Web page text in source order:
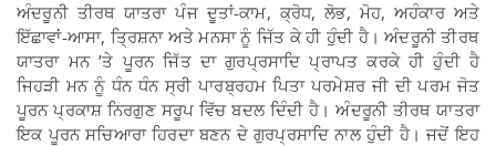
ਅੰਦਰੂਨੀ ਤੀਰਥ ਯਾਤਰਾ ਪੰਜ ਦੂਤਾਂ-ਕਾਮ, ਕ੍ਰੋਧ, ਲੋਭ, ਮੋਹ, ਅਹੰਕਾਰ ਅਤੇ
ਇੱਛਾਵਾਂ-ਆਸਾ, ਤ੍ਰਿਸ਼ਨਾ ਅਤੇ ਮਨਸਾ ਨੂੰ ਜਿੱਤ ਕੇ ਹੀ ਹੁੰਦੀ ਹੈ। ਅੰਦਰੂਨੀ ਤੀਰਥ
ਯਾਤਰਾ ਮਨ ’ਤੇ ਪੂਰਨ ਜਿੱਤ ਦਾ ਗੁਰਪ੍ਰਸਾਦਿ ਪ੍ਰਾਪਤ ਕਰਕੇ ਹੀ ਹੁੰਦੀ ਹੈ
ਜਿਹੜੀ ਮਨ ਨੂੰ ਧੰਨ ਧੰਨ ਸ੍ਰੀ ਪਾਰਬ੍ਰਹਮ ਪਿਤਾ ਪਰਮੇਸ਼ਰ ਜੀ ਦੀ ਪਰਮ ਜੋਤ
ਪੂਰਨ ਪ੍ਰਕਾਸ਼ ਨਿਰਗੁਣ ਸਰੂਪ ਵਿੱਚ ਬਦਲ ਦਿੰਦੀ ਹੈ। ਅੰਦਰੂਨੀ ਤੀਰਥ ਯਾਤਰਾ
ਇਕ ਪੂਰਨ ਸਚਿਆਰਾ ਹਿਰਦਾ ਬਣਨ ਦੇ ਗੁਰਪ੍ਰਸਾਦਿ ਨਾਲ ਹੁੰਦੀ ਹੈ। ਜਦੋਂ ਇਹ